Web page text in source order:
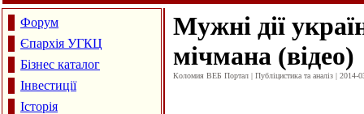
Форум
Єпархія УГКЦ
Бізнес каталог
Інвестиції
Історія
Мужні дії
мічмана (відео)
Коломия ВЕБ Портал | Публіцистика та аналіз | 2014-